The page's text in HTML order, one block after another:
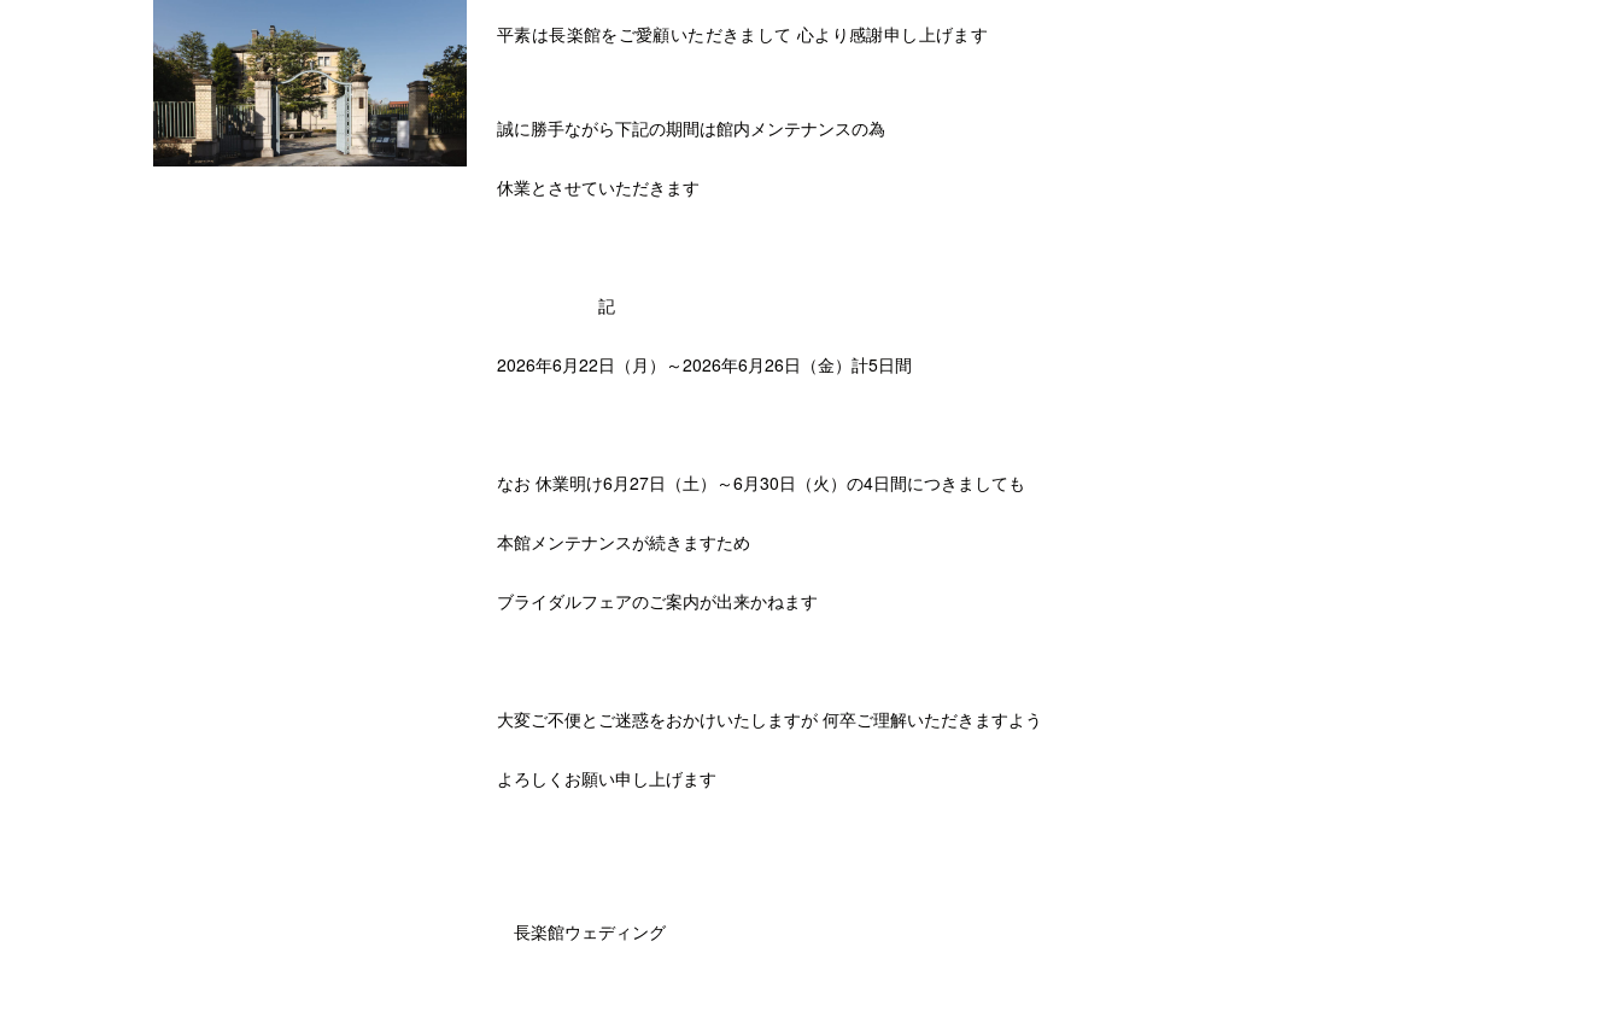
平素は長楽館をご愛顧いただきまして 心より感謝申し上げます
誠に勝手ながら下記の期間は館内メンテナンスの為
休業とさせていただきます
記
2026年6月22日（月）～2026年6月26日（金）計5日間
なお 休業明け6月27日（土）～6月30日（火）の4日間につきましても
本館メンテナンスが続きますため
ブライダルフェアのご案内が出来かねます
大変ご不便とご迷惑をおかけいたしますが 何卒ご理解いただきますよう
よろしくお願い申し上げます
長楽館ウェディング